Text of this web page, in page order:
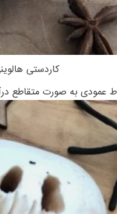
کاردستی
به صورت متقاطع